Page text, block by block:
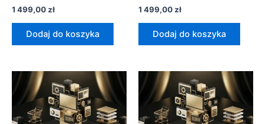
1 499,00zł
Dodaj do koszyka
1 499,00zł
Dodaj do koszyka